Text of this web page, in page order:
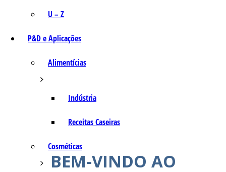
U – Z
P&D e Aplicações
Alimentícias
Indústria
Receitas Caseiras
Cosméticas
BEM-VINDO AO